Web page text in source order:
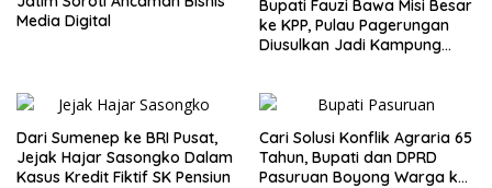
Media Digital
Bupati Fauzi Bawa Misi Besar
ke KPP, Pulau Pagerungan
Diusulkan Jadi Kampung
Dari Sumenep ke BRI Pusat,
Jejak Hajar Sasongko Dalam
Kasus Kredit Fiktif SK Pensiun
Cari Solusi Konflik Agraria 65
Tahun, Bupati dan DPRD
Pasuruan Boyong Warga ke